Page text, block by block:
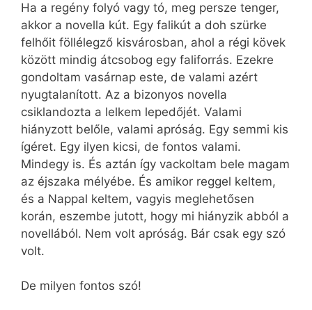
Ha a regény folyó vagy tó, meg persze tenger,
akkor a novella kút. Egy falikút a doh szürke
felhőit föllélegző kisvárosban, ahol a régi kövek
között mindig átcsobog egy faliforrás. Ezekre
gondoltam vasárnap este, de valami azért
nyugtalanított. Az a bizonyos novella
csiklandozta a lelkem lepedőjét. Valami
hiányzott belőle, valami apróság. Egy semmi kis
ígéret. Egy ilyen kicsi, de fontos valami.
Mindegy is. És aztán így vackoltam bele magam
az éjszaka mélyébe. És amikor reggel keltem,
és a Nappal keltem, vagyis meglehetősen
korán, eszembe jutott, hogy mi hiányzik abból a
novellából. Nem volt apróság. Bár csak egy szó
volt.
De milyen fontos szó!